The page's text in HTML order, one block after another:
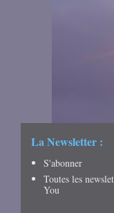
-
La Newsletter :
S'abonner
Toutes les
You